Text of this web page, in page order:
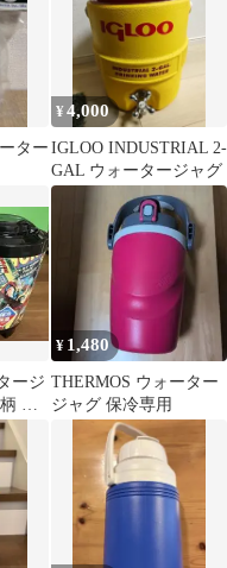
ター
¥4,000
IGLOO INDUSTRIAL 2-
GAL ウォータージャグ
ージ
ア
¥ 1,480
THERMOS ウォーター
ジャグ 保冷専用